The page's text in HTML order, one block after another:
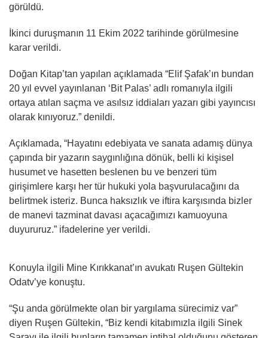
görüldü.
İkinci duruşmanın 11 Ekim 2022 tarihinde görülmesine
karar verildi.
Doğan Kitap’tan yapılan açıklamada “Elif Şafak’ın bundan
20 yıl evvel yayınlanan ‘Bit Palas’ adlı romanıyla ilgili
ortaya atılan saçma ve asılsız iddiaları yazarı gibi yayıncısı
olarak kınıyoruz.” denildi.
Açıklamada, “Hayatını edebiyata ve sanata adamış dünya
çapında bir yazarın saygınlığına dönük, belli ki kişisel
husumet ve hasetten beslenen bu ve benzeri tüm
girişimlere karşı her tür hukuki yola başvurulacağını da
belirtmek isteriz. Bunca haksızlık ve iftira karşısında bizler
de manevi tazminat davası açacağımızı kamuoyuna
duyururuz.” ifadelerine yer verildi.
Konuyla ilgili Mine Kırıkkanat’ın avukatı Ruşen Gültekin
Odatv’ye konuştu.
“Şu anda görülmekte olan bir yargılama sürecimiz var”
diyen Ruşen Gültekin, “Biz kendi kitabımızla ilgili Sinek